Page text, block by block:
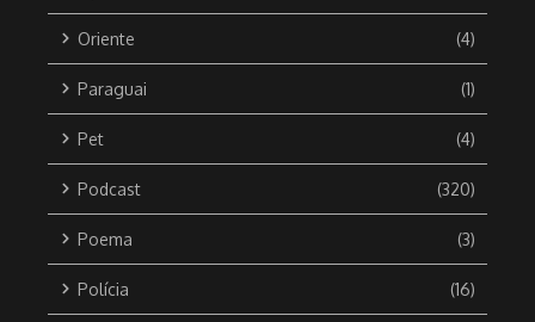
Oriente (4)
Paraguai (1)
Pet (4)
Podcast (320)
Poema (3)
Polícia (16)